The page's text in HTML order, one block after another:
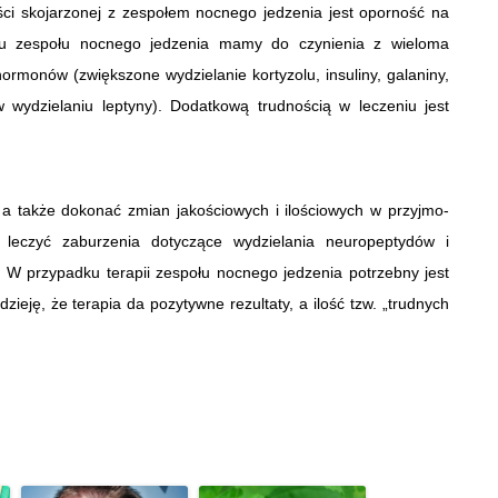
skojarzonej z zespołem nocnego jedzenia jest oporność na
nocnego jedzenia mamy do czynienia z wieloma
(zwiększone wydzielanie kortyzolu, insuliny, galaniny,
leptyny). Dodatkową trudnością w leczeniu jest
także dokonać zmian jakościowych i ilościowych w przyjmo­
zaburzenia dotyczące wydzielania neuropeptydów i
przypadku terapii zespołu nocnego jedzenia potrzebny jest
że terapia da pozytywne rezultaty, a ilość tzw. „trudnych